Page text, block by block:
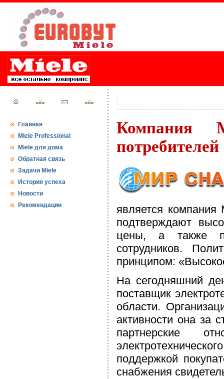
Главная
Miele Professional
Miele для дома
Обратная связь
Задачи Miele
История успеха
Новости
Рекомендации
Компания
потребителей
является
подтверждают
цены, а также
сотрудников.
принципом:
На сегодняшний
поставщик
области.
активности она за
партнерские
поддержкой
снабжения